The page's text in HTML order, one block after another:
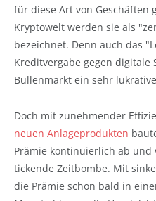
für diese Art von Geschäften
Kryptowelt werden sie als
bezeichnet. Denn auch das
Kreditvergabe gegen digitale
Bullenmarkt ein sehr
Doch mit zunehmender
neuen Anlageprodukten
Prämie kontinuierlich ab und
tickende Zeitbombe. Mit
die Prämie schon bald in